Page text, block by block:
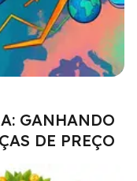
GANHANDO
DE PREÇO